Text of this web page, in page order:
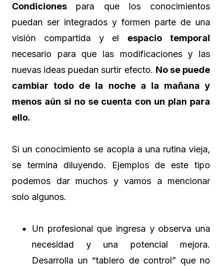
Condiciones para que los conocimientos
puedan ser integrados y formen parte de una
visión compartida y el espacio temporal
necesario para que las modificaciones y las
nuevas ideas puedan surtir efecto. No se puede
cambiar todo de la noche a la mañana y
menos aún si no se cuenta con un plan para
ello.
Si un conocimiento se acopla a una rutina vieja,
se termina diluyendo. Ejemplos de este tipo
podemos dar muchos y vamos a mencionar
solo algunos.
Un profesional que ingresa y observa una
necesidad y una potencial mejora.
Desarrolla un “tablero de control” que no